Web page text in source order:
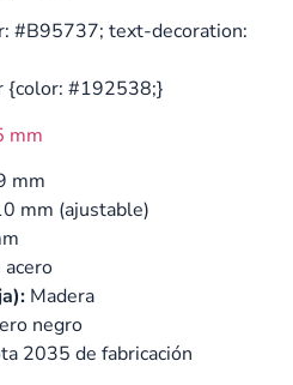
#B95737; text-decoration:
{color: #192538;}
mm
mm
mm (ajustable)
Madera
negro
2035 de fabricación